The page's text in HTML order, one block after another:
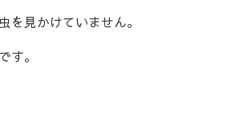
を見かけていません。
す。